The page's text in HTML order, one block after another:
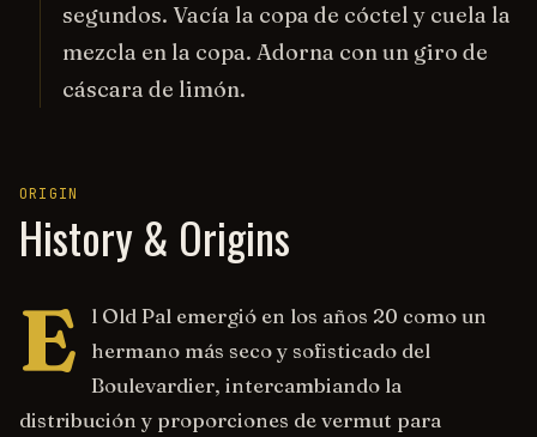
segundos. Vacía la copa de cóctel y cuela la
mezcla en la copa. Adorna con un giro de
cáscara de limón.
ORIGIN
History & Origins
E
l Old Pal emergió en los años 20 como un
hermano más seco y sofisticado del
Boulevardier, intercambiando la
distribución y proporciones de vermut para